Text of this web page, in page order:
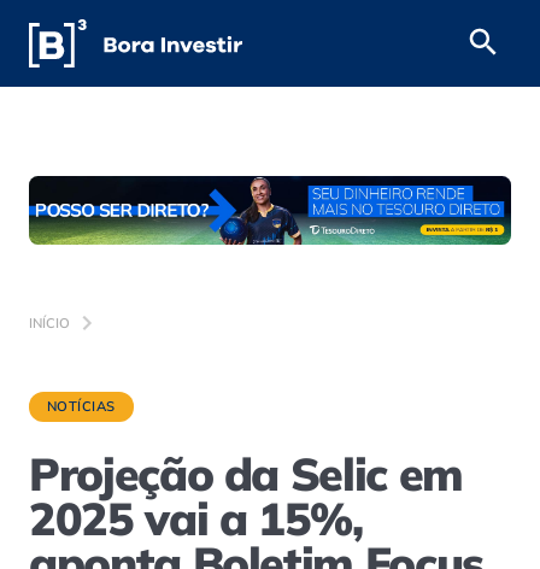
INÍCIO
NOTÍCIAS
Projeção da Selic em
2025 vai a 15%,